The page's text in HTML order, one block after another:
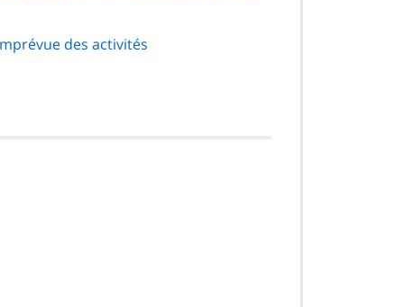
des activités